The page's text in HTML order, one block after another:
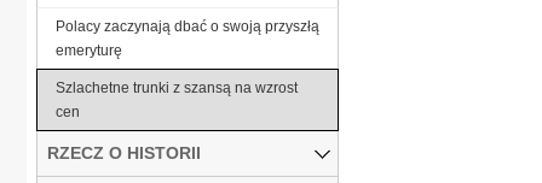
Polacy zaczynają dbać o swoją przyszłą
emeryturę
Szlachetne trunki z szansą na wzrost
cen
RZECZ O HISTORII